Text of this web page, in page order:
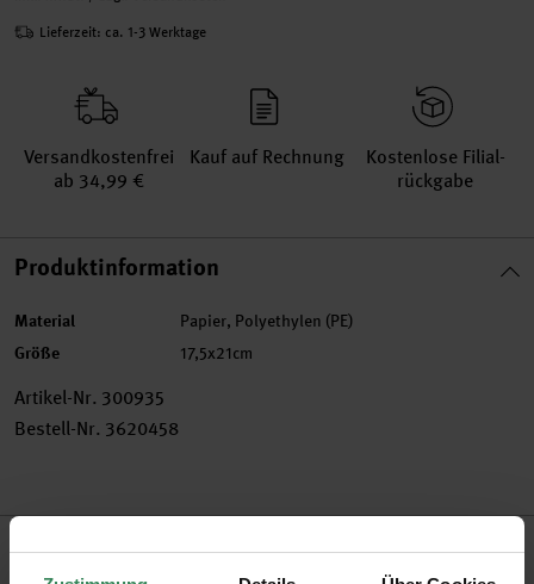
Lieferzeit: ca. 1-3 Werktage
Versand­kosten­frei
ab 34,99 €
Kauf auf Rechnung
Kosten­lose Filial­
rückgabe
Produktinformation
Material Papier, Polyethylen (PE)
Größe 17,5x21cm
Artikel-Nr. 300935
Bestell-Nr. 3620458
Produktbeschreibung